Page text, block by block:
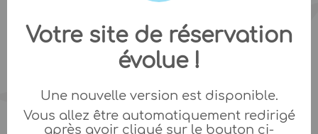
Votre site de réservation
évolue !
Une nouvelle version est disponible.
Vous allez être automatiquement redirigé
après avoir cliqué sur le bouton ci-